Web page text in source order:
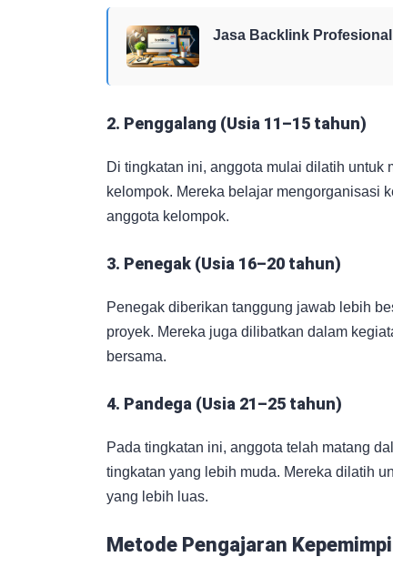
Jasa Backlink
2. Penggalang (Usia 11–15 tahun)
Di tingkatan ini, anggota mulai dilatih untuk
kelompok. Mereka belajar mengorganisasi
anggota kelompok.
3. Penegak (Usia 16–20 tahun)
Penegak diberikan tanggung jawab lebih
proyek. Mereka juga dilibatkan dalam
bersama.
4. Pandega (Usia 21–25 tahun)
Pada tingkatan ini, anggota telah matang
tingkatan yang lebih muda. Mereka dilatih
yang lebih luas.
Metode Pengajaran